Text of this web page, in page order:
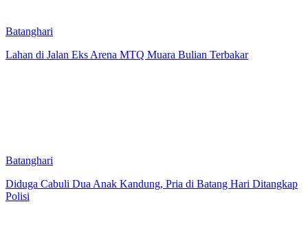
Batanghari
Lahan di Jalan Eks Arena MTQ Muara Bulian Terbakar
Batanghari
Diduga Cabuli Dua Anak Kandung, Pria di Batang Hari Ditangkap
Polisi